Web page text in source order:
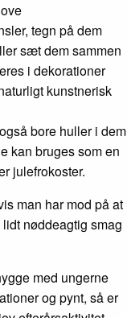
tegn på dem
sæt dem sammen
i dekorationer
kunstnerisk
bore huller i dem
kan bruges som en
julefrokoster.
man har mod på at
nøddeagtig smag
med ungerne
og pynt, så er